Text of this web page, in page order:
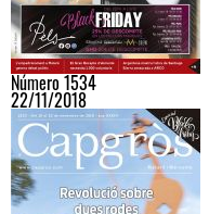
Número 1534
22/11/2018